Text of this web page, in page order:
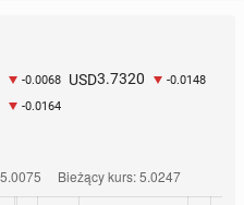
-0.0068 USD3.7320 -0.0148
-0.0164